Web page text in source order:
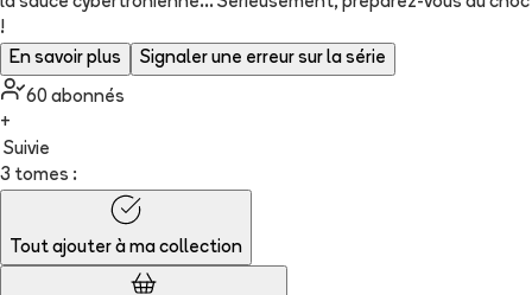
!
En savoir plus
Signaler une erreur sur la série
60 abonnés
+
Suivie
3 tomes :
Tout ajouter à ma collection